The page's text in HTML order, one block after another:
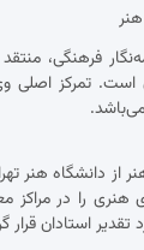
فرهنگی،
تمرکز اصلی
از دانشگاه هنر
هنری را در مراکز
استادان قرار